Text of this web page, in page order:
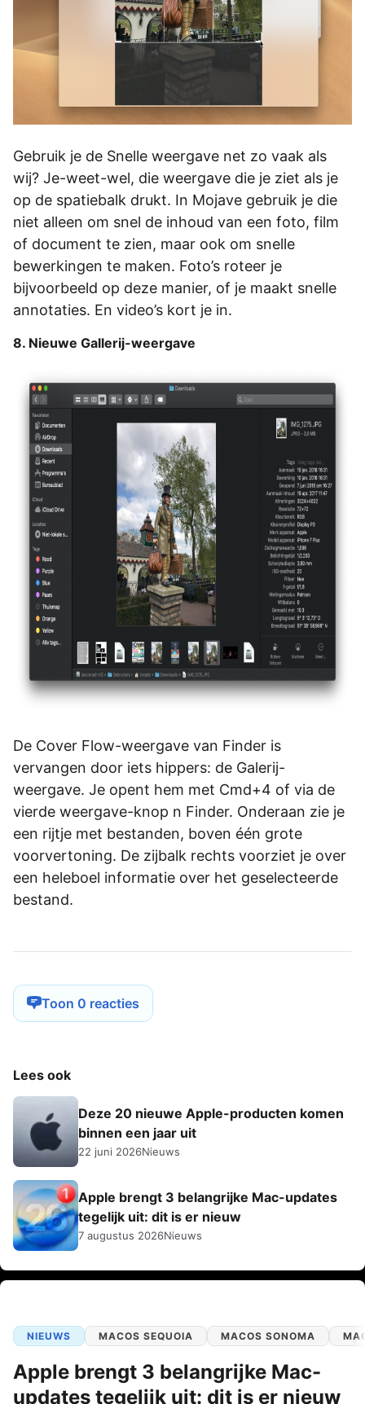
Gebruik je de Snelle weergave net zo vaak als
wij? Je-weet-wel, die weergave die je ziet als je
op de spatiebalk drukt. In Mojave gebruik je die
niet alleen om snel de inhoud van een foto, film
of document te zien, maar ook om snelle
bewerkingen te maken. Foto’s roteer je
bijvoorbeeld op deze manier, of je maakt snelle
annotaties. En video’s kort je in.
8. Nieuwe Gallerij-weergave
De Cover Flow-weergave van Finder is
vervangen door iets hippers: de Galerij-
weergave. Je opent hem met Cmd+4 of via de
vierde weergave-knop n Finder. Onderaan zie je
een rijtje met bestanden, boven één grote
voorvertoning. De zijbalk rechts voorziet je over
een heleboel informatie over het geselecteerde
bestand.
Toon 0 reacties
Lees ook
Deze 20 nieuwe Apple-producten komen
binnen een jaar uit
22 juni 2026Nieuws
Apple brengt 3 belangrijke Mac-updates
tegelijk uit: dit is er nieuw
7 augustus 2026Nieuws
NIEUWS MACOS SEQUOIA MACOS SONOMA
Apple brengt 3 belangrijke Mac-
updates tegelijk uit: dit is er nieuw